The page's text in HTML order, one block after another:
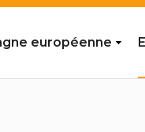
européenne